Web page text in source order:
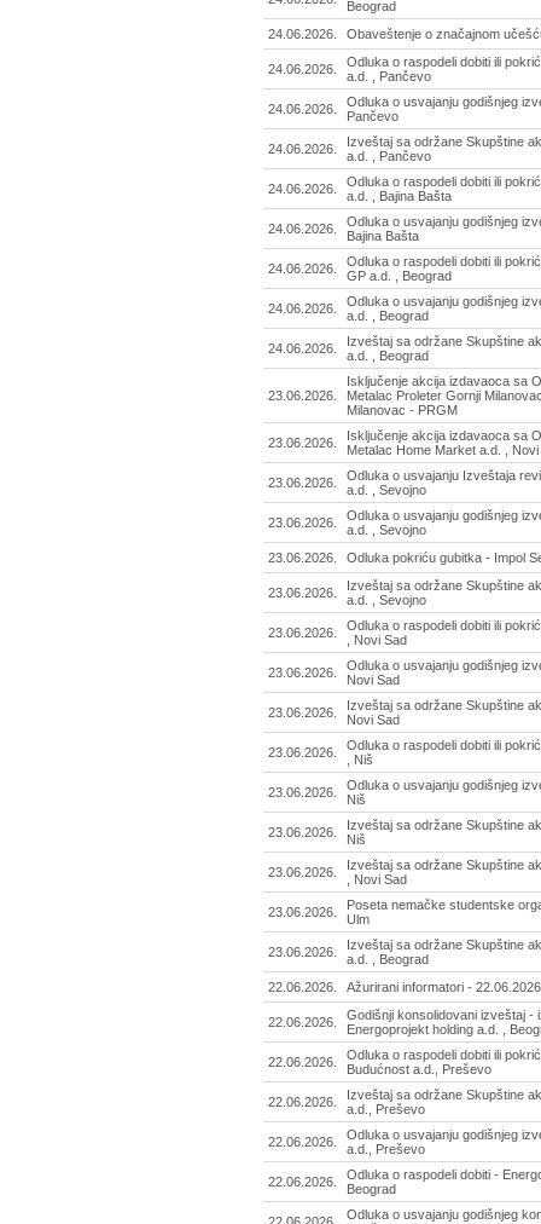
Beograd
24.06.2026.
Obaveštenje o značajnom
24.06.2026.
Odluka o raspodeli dobiti ili
a.d. , Pančevo
24.06.2026.
Odluka o usvajanju godišnjeg
Pančevo
24.06.2026.
Izveštaj sa održane Skupštine
a.d. , Pančevo
24.06.2026.
Odluka o raspodeli dobiti ili
a.d. , Bajina Bašta
24.06.2026.
Odluka o usvajanju godišnjeg
Bajina Bašta
24.06.2026.
Odluka o raspodeli dobiti ili
GP a.d. , Beograd
24.06.2026.
Odluka o usvajanju godišnjeg
a.d. , Beograd
24.06.2026.
Izveštaj sa održane Skupštine
a.d. , Beograd
23.06.2026.
Isključenje akcija izdavaoca sa
Metalac Proleter Gornji
Milanovac - PRGM
23.06.2026.
Isključenje akcija izdavaoca sa
Metalac Home Market a.d. ,
23.06.2026.
Odluka o usvajanju Izveštaja
a.d. , Sevojno
23.06.2026.
Odluka o usvajanju godišnjeg
a.d. , Sevojno
23.06.2026.
Odluka pokriću gubitka - Impol
23.06.2026.
Izveštaj sa održane Skupštine
a.d. , Sevojno
23.06.2026.
Odluka o raspodeli dobiti ili
, Novi Sad
23.06.2026.
Odluka o usvajanju godišnjeg
Novi Sad
23.06.2026.
Izveštaj sa održane Skupštine
Novi Sad
23.06.2026.
Odluka o raspodeli dobiti ili
, Niš
23.06.2026.
Odluka o usvajanju godišnjeg
Niš
23.06.2026.
Izveštaj sa održane Skupštine
Niš
23.06.2026.
Izveštaj sa održane Skupštine
, Novi Sad
23.06.2026.
Poseta nemačke studentske
Ulm
23.06.2026.
Izveštaj sa održane Skupštine
a.d. , Beograd
22.06.2026.
Ažurirani informatori - 22.06.2026
22.06.2026.
Godišnji konsolidovani izveštaj -
Energoprojekt holding a.d. ,
22.06.2026.
Odluka o raspodeli dobiti ili
Budućnost a.d., Preševo
22.06.2026.
Izveštaj sa održane Skupštine
a.d., Preševo
22.06.2026.
Odluka o usvajanju godišnjeg
a.d., Preševo
22.06.2026.
Odluka o raspodeli dobiti -
Beograd
Odluka o usvajanju godišnjeg